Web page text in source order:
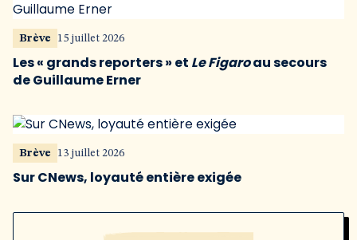
Brève 15 juillet 2026
Les « grands reporters » et Le Figaroau secours
de Guillaume Erner
Brève 13 juillet 2026
Sur CNews, loyauté entière exigée